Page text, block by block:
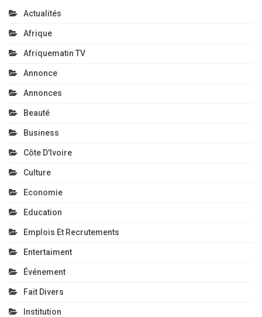
Actualités
Afrique
Afriquematin TV
Annonce
Annonces
Beauté
Business
Côte D'Ivoire
Culture
Economie
Education
Emplois Et Recrutements
Entertaiment
Événement
Fait Divers
Institution